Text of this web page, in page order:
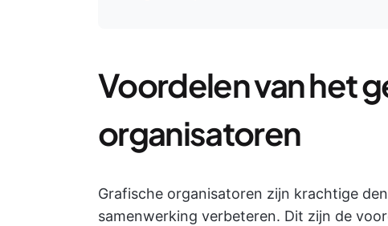
Voordelen van het
organisatoren
Grafische organisatoren zijn krachtige
samenwerking verbeteren. Dit zijn de